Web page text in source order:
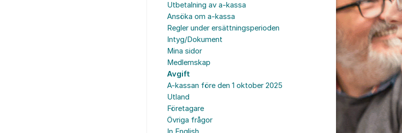
Utbetalning av a-kassa
Ansöka om a-kassa
Regler under ersättningsperioden
Intyg/Dokument
Mina sidor
Medlemskap
Avgift
A-kassan före den 1 oktober 2025
Utland
Företagare
Övriga frågor